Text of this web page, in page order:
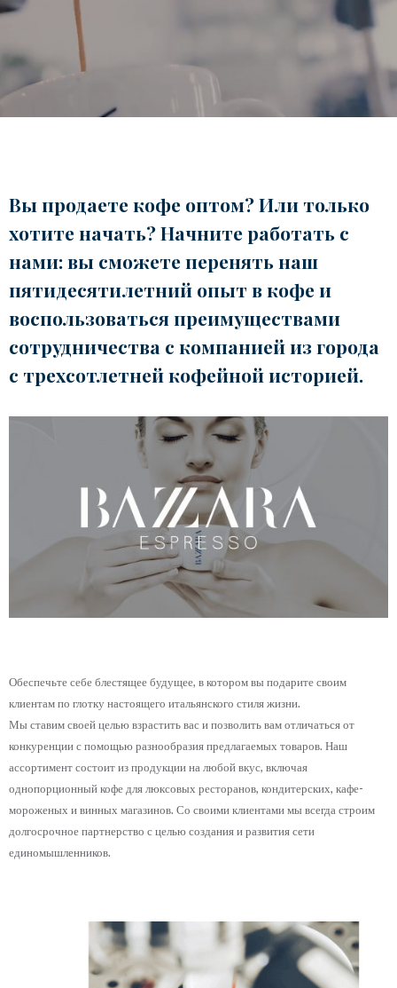
About us
Вы продаете кофе оптом? Или только
хотите начать? Начните работать с
нами: вы сможете перенять наш
пятидесятилетний опыт в кофе и
воспользоваться преимуществами
сотрудничества с компанией из города
с трехсотлетней кофейной историей.
Обеспечьте себе блестящее будущее, в котором вы подарите своим
клиентам по глотку настоящего итальянского стиля жизни.
Мы ставим своей целью взрастить вас и позволить вам отличаться от
конкуренции с помощью разнообразия предлагаемых товаров. Наш
ассортимент состоит из продукции на любой вкус, включая
однопорционный кофе для люксовых ресторанов, кондитерских, кафе-
мороженых и винных магазинов. Со своими клиентами мы всегда строим
долгосрочное партнерство с целью создания и развития сети
единомышленников.